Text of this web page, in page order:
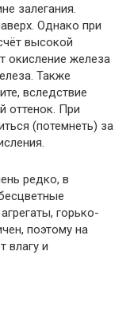
залегания.
Однако при
высокой
окисление железа
Также
вследствие
оттенок. При
(потемнеть) за
редко, в
горько-
поэтому на
влагу и